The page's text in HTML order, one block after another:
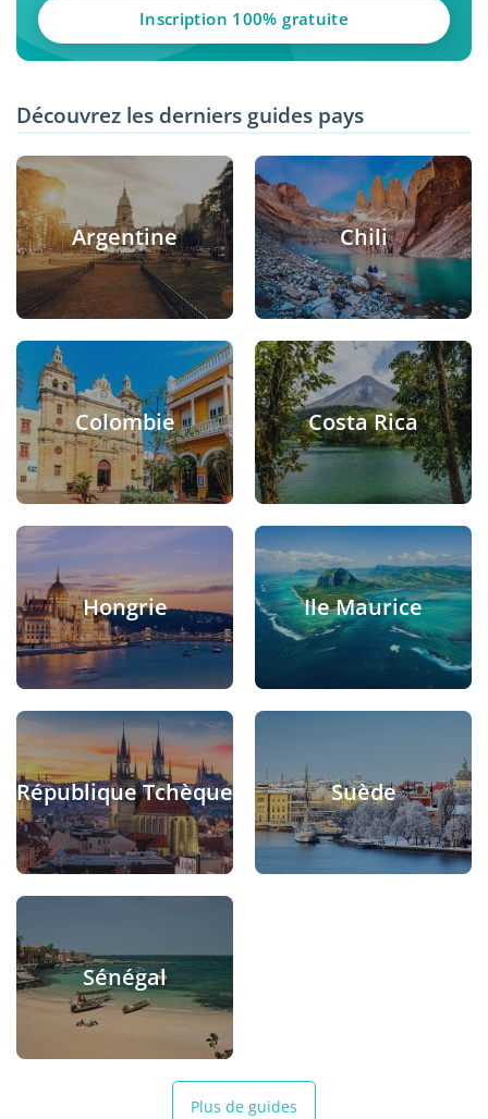
Inscription 100% gratuite
Découvrez les derniers guides pays
Argentine Chili
Colombie Costa Rica
Hongrie Ile Maurice
République Tchèque Suède
Sénégal
Plus de guides